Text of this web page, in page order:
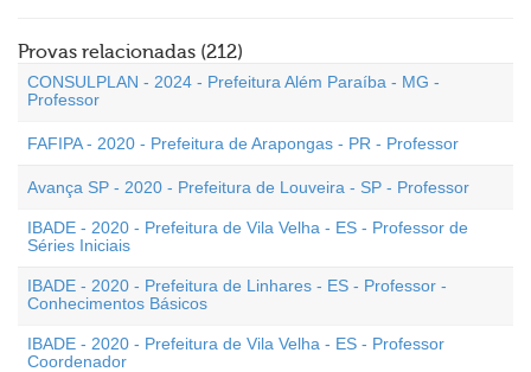
Provas relacionadas (212)
CONSULPLAN - 2024 - Prefeitura Além Paraíba - MG -
Professor
FAFIPA - 2020 - Prefeitura de Arapongas - PR - Professor
Avança SP - 2020 - Prefeitura de Louveira - SP - Professor
IBADE - 2020 - Prefeitura de Vila Velha - ES - Professor de
Séries Iniciais
IBADE - 2020 - Prefeitura de Linhares - ES - Professor -
Conhecimentos Básicos
IBADE - 2020 - Prefeitura de Vila Velha - ES - Professor
Coordenador